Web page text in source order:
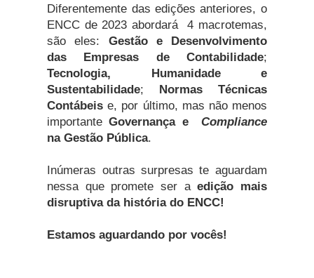
Diferentemente das edições anteriores, o
ENCC de 2023 abordará  4 macrotemas,
são eles: Gestão e Desenvolvimento
das Empresas de Contabilidade
Tecnologia, Humanidade e
Sustentabilidade; Normas Técnicas
Contábeis e, por último, mas não menos
importante Governança e Compliance
na Gestão Pública.
Inúmeras outras surpresas te aguardam
nessa que promete ser aedição mais
disruptiva da história do ENCC!
Estamos aguardando por vocês!